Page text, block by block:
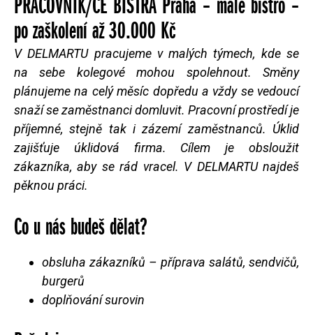
PRACOVNÍK/CE BISTRA Praha – malé bistro –
po zaškolení až 30.000 Kč
V DELMARTU pracujeme v malých týmech, kde se
na sebe kolegové mohou spolehnout. Směny
plánujeme na celý měsíc dopředu a vždy se vedoucí
snaží se zaměstnanci domluvit. Pracovní prostředí je
příjemné, stejně tak i zázemí zaměstnanců. Úklid
zajišťuje úklidová firma. Cílem je obsloužit
zákazníka, aby se rád vracel. V DELMARTU najdeš
pěknou práci.
Co u nás budeš dělat?
obsluha zákazníků – příprava salátů, sendvičů,
burgerů
doplňování surovin